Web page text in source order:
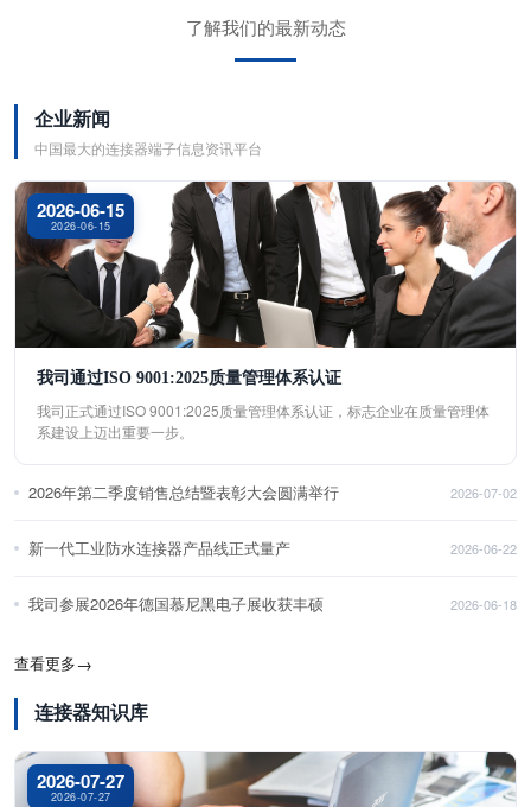
了解我们的最新动态
企业新闻
中国最大的连接器端子信息资讯平台
2026-06-15
2026-06-15
我司通过ISO 9001:2025质量管理体系认证
我司正式通过ISO 9001:2025质量管理体系认证，标志企业在质量管理体
系建设上迈出重要一步。
2026年第二季度销售总结暨表彰大会圆满举行 2026-07-02
新一代工业防水连接器产品线正式量产 2026-06-22
我司参展2026年德国慕尼黑电子展收获丰硕 2026-06-18
查看更多→
连接器知识库
2026-07-27
2026-07-27